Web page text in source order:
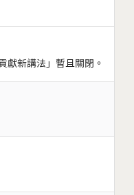
獻新講法」暫且關閉。